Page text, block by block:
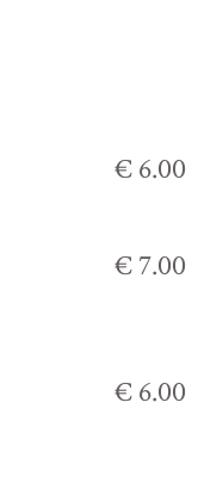
€ 6.00
€ 7.00
€ 6.00